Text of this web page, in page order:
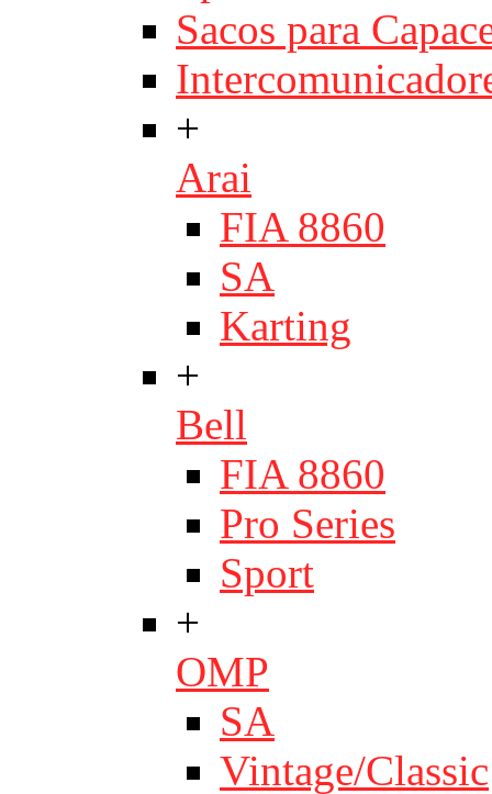
Sacos para
+
Arai
FIA 8860
SA
Karting
+
Bell
FIA 8860
Pro Series
Sport
+
OMP
SA
Vintage/Classic